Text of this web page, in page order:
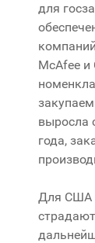
для
McAfee и
выросла
года,
Для США